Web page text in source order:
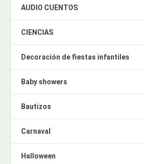
AUDIO CUENTOS
CIENCIAS
Decoración de fiestas infantiles
Baby showers
Bautizos
Carnaval
Halloween